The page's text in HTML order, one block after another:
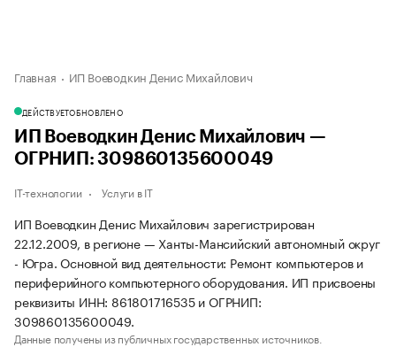
Главная ИП Воеводкин Денис Михайлович
ДЕЙСТВУЕТОБНОВЛЕНО
ИП Воеводкин Денис Михайлович —
ОГРНИП: 309860135600049
IT-технологии Услуги в IT
ИП Воеводкин Денис Михайлович зарегистрирован
22.12.2009, в регионе — Ханты-Мансийский автономный округ
- Югра. Основной вид деятельности: Ремонт компьютеров и
периферийного компьютерного оборудования. ИП присвоены
реквизиты ИНН: 861801716535 и ОГРНИП:
309860135600049.
Данные получены из публичных государственных источников.